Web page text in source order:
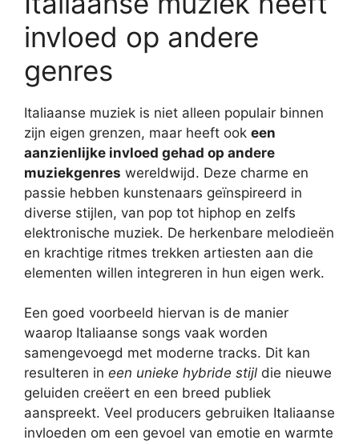
invloed op andere
genres
Italiaanse muziek is niet alleen populair binnen
zijn eigen grenzen, maar heeft ook een
aanzienlijke invloed gehad op andere
muziekgenres wereldwijd. Deze charme en
passie hebben kunstenaars geïnspireerd in
diverse stijlen, van pop tot hiphop en zelfs
elektronische muziek. De herkenbare melodieën
en krachtige ritmes trekken artiesten aan die
elementen willen integreren in hun eigen werk.
Een goed voorbeeld hiervan is de manier
waarop Italiaanse songs vaak worden
samengevoegd met moderne tracks. Dit kan
resulteren in een unieke hybride stijl die nieuwe
geluiden creëert en een breed publiek
aanspreekt. Veel producers gebruiken Italiaanse
invloeden om een gevoel van emotie en warmte